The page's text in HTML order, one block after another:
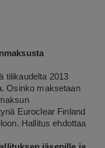
tilikaudelta 2013
Osinko maksetaan
Euroclear Finland
Hallitus ehdottaa